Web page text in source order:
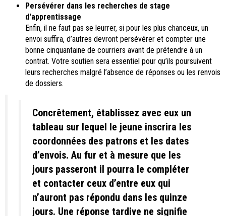
Persévérer dans les recherches de stage
d'apprentissage
Enfin, il ne faut pas se leurrer, si pour les plus chanceux, un
envoi suffira, d’autres devront persévérer et compter une
bonne cinquantaine de courriers avant de prétendre à un
contrat. Votre soutien sera essentiel pour qu’ils poursuivent
leurs recherches malgré l’absence de réponses ou les renvois
de dossiers.
Concrêtement, établissez avec eux un
tableau sur lequel le jeune inscrira les
coordonnées des patrons et les dates
d’envois. Au fur et à mesure que les
jours passeront il pourra le compléter
et contacter ceux d’entre eux qui
n’auront pas répondu dans les quinze
jours. Une réponse tardive ne signifie